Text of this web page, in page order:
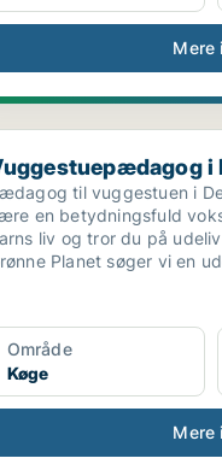
Mere
i Den
i
til vuggestuen i
en betydningsfuld
liv og tror du på
Planet søger vi en
Område
Køge
Mere